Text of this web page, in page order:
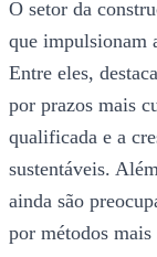
O setor da
que impulsionam
Entre eles,
por prazos mais
qualificada e a
sustentáveis.
ainda são
por métodos